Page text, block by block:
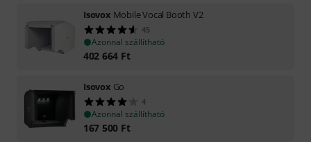
Isovox Mobile Vocal Booth V2
45
Azonnal szállítható
402 664 Ft
Isovox Go
4
Azonnal szállítható
167 500 Ft